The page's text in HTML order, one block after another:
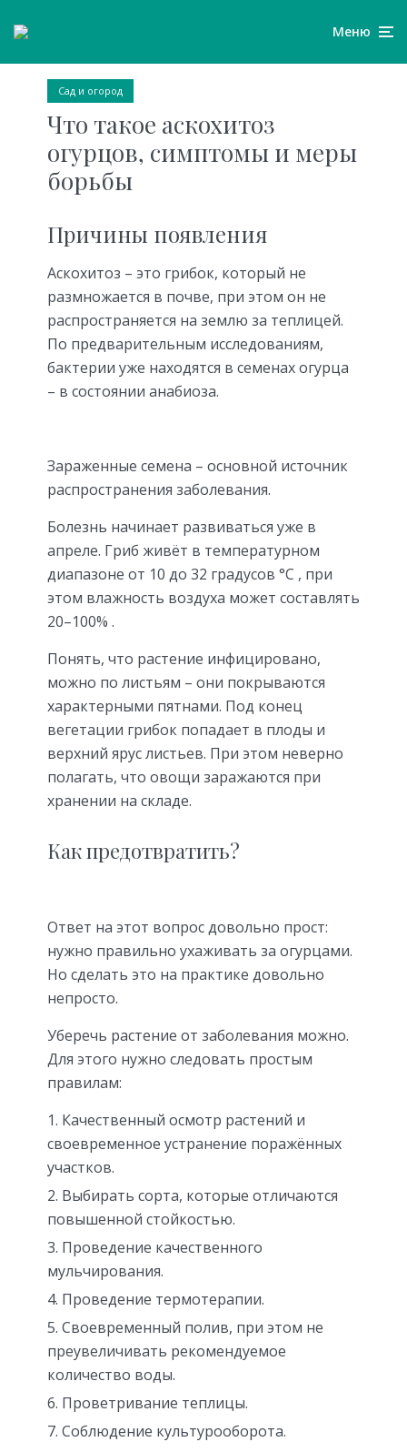
Меню
Сад и огород
Что такое аскохитоз
огурцов, симптомы и меры
борьбы
Причины появления
Аскохитоз – это грибок, который не
размножается в почве, при этом он не
распространяется на землю за теплицей.
По предварительным исследованиям,
бактерии уже находятся в семенах огурца
– в состоянии анабиоза.
Зараженные семена – основной источник
распространения заболевания.
Болезнь начинает развиваться уже в
апреле. Гриб живёт в температурном
диапазоне от 10 до 32 градусов °С , при
этом влажность воздуха может составлять
20–100% .
Понять, что растение инфицировано,
можно по листьям – они покрываются
характерными пятнами. Под конец
вегетации грибок попадает в плоды и
верхний ярус листьев. При этом неверно
полагать, что овощи заражаются при
хранении на складе.
Как предотвратить?
Ответ на этот вопрос довольно прост:
нужно правильно ухаживать за огурцами.
Но сделать это на практике довольно
непросто.
Уберечь растение от заболевания можно.
Для этого нужно следовать простым
правилам:
Качественный осмотр растений и
своевременное устранение поражённых
участков.
Выбирать сорта, которые отличаются
повышенной стойкостью.
Проведение качественного
мульчирования.
Проведение термотерапии.
Своевременный полив, при этом не
преувеличивать рекомендуемое
количество воды.
Проветривание теплицы.
Соблюдение культурооборота.